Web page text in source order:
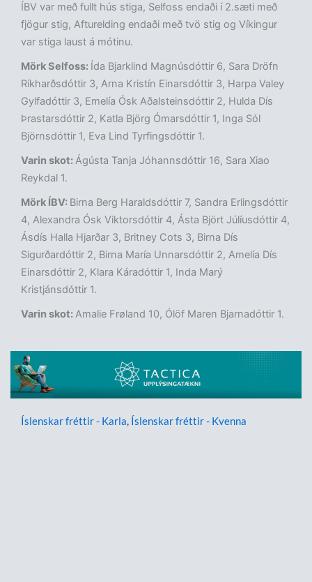
ÍBV var með fullt hús stiga, Selfoss endaði í 2.sæti með
fjögur stig, Afturelding endaði með tvö stig og Víkingur
var stiga laust á mótinu.
Mörk Selfoss: Ída Bjarklind Magnúsdóttir 6, Sara Dröfn
Ríkharðsdóttir 3, Arna Kristín Einarsdóttir 3, Harpa Valey
Gylfadóttir 3, Emelía Ósk Aðalsteinsdóttir 2, Hulda Dís
Þrastarsdóttir 2, Katla Björg Ómarsdóttir 1, Inga Sól
Björnsdóttir 1, Eva Lind Tyrfingsdóttir 1.
Varin skot:Ágústa Tanja Jóhannsdóttir 16, Sara Xiao
Reykdal 1.
Mörk ÍBV: Birna Berg Haraldsdóttir 7, Sandra Erlingsdóttir
4, Alexandra Ósk Viktorsdóttir 4, Ásta Björt Júlíusdóttir 4,
Ásdís Halla Hjarðar 3, Britney Cots 3, Birna Dís
Sigurðardóttir 2, Birna María Unnarsdóttir 2, Amelía Dís
Einarsdóttir 2, Klara Káradóttir 1, Inda Marý
Kristjánsdóttir 1.
Varin skot:Amalie Frøland 10, Ólöf Maren Bjarnadóttir 1.
Íslenskar fréttir - Karla, Íslenskar fréttir - Kvenna